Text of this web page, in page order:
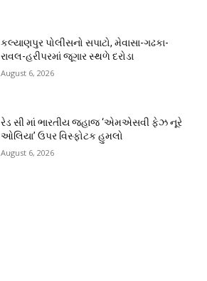
કલ્યાણપુર પોલીસનો સપાટો, મેવાસા-ગઢકા-
રાવલ-હરીપરમાં જૂગાર સ્થળે દરોડા
August 6, 2026
રેડ સી માં ભારતીય જહાજ ‘એમએસવી ફેઝ નૂરે
ઓલિયા’ ઉપર વિસ્ફોટક હુમલો
August 6, 2026